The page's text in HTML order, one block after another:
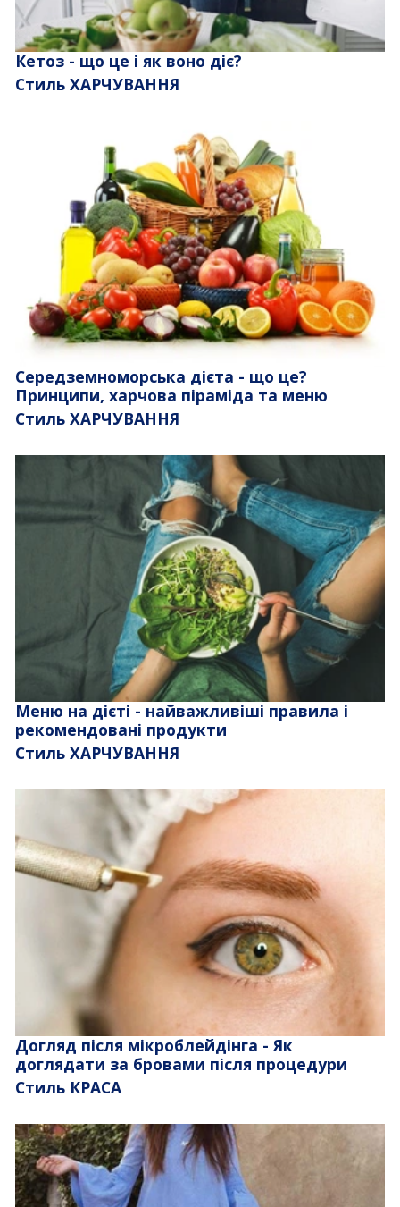
Кетоз - що це і як воно діє?
Стиль ХАРЧУВАННЯ
Середземноморська дієта - що це?
Принципи, харчова піраміда та меню
Стиль ХАРЧУВАННЯ
Меню на дієті - найважливіші правила і
рекомендовані продукти
Стиль ХАРЧУВАННЯ
Догляд після мікроблейдінга - Як
доглядати за бровами після процедури
Стиль КРАСА